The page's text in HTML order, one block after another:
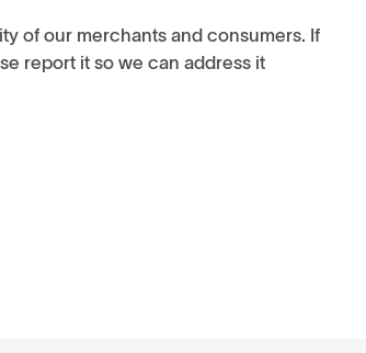
of our merchants and consumers. If
report it so we can address it